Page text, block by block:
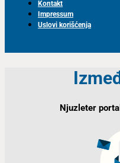
Kontakt
Impressum
Uslovi korišćenja
Njuzleter